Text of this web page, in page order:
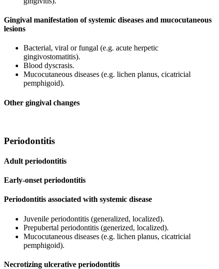
Gingival manifestation of systemic diseases and mucocutaneous
lesions
Bacterial, viral or fungal (e.g. acute herpetic
gingivostomatitis).
Blood dyscrasis.
Mucocutaneous diseases (e.g. lichen planus, cicatricial
pemphigoid).
Other gingival changes
Periodontitis
Adult periodontitis
Early-onset periodontitis
Periodontitis associated with systemic disease
Juvenile periodontitis (generalized, localized).
Prepubertal periodontitis (generized, localized).
Mucocutaneous diseases (e.g. lichen planus, cicatricial
pemphigoid).
Necrotizing ulcerative periodontitis